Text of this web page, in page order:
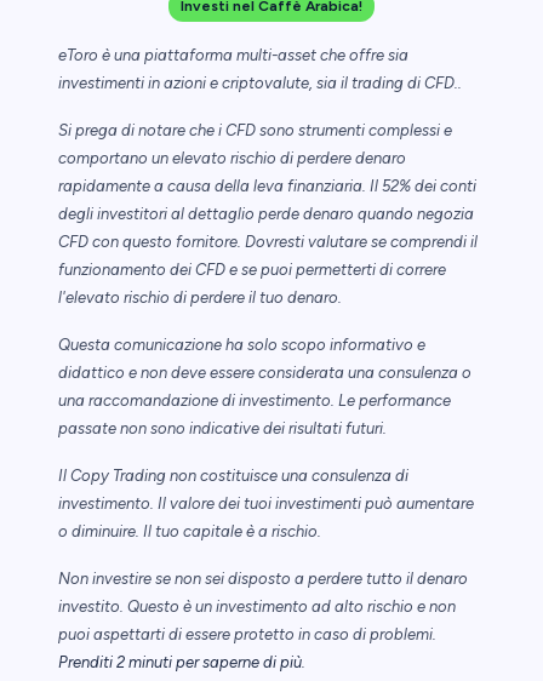
Investi nel Caffè Arabica!
eToro è una piattaforma multi-asset che offre sia
investimenti in azioni e criptovalute, sia il trading di CFD..
Si prega di notare che i CFD sono strumenti complessi e
comportano un elevato rischio di perdere denaro
rapidamente a causa della leva finanziaria. Il 52% dei conti
degli investitori al dettaglio perde denaro quando negozia
CFD con questo fornitore. Dovresti valutare se comprendi il
funzionamento dei CFD e se puoi permetterti di correre
l'elevato rischio di perdere il tuo denaro.
Questa comunicazione ha solo scopo informativo e
didattico e non deve essere considerata una consulenza o
una raccomandazione di investimento. Le performance
passate non sono indicative dei risultati futuri.
Il Copy Trading non costituisce una consulenza di
investimento. Il valore dei tuoi investimenti può aumentare
o diminuire. Il tuo capitale è a rischio.
Non investire se non sei disposto a perdere tutto il denaro
investito. Questo è un investimento ad alto rischio e non
puoi aspettarti di essere protetto in caso di problemi.
Prenditi 2 minuti per saperne di più